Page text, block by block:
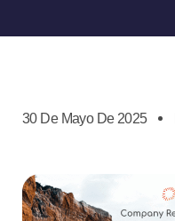
30 De Mayo De 2025